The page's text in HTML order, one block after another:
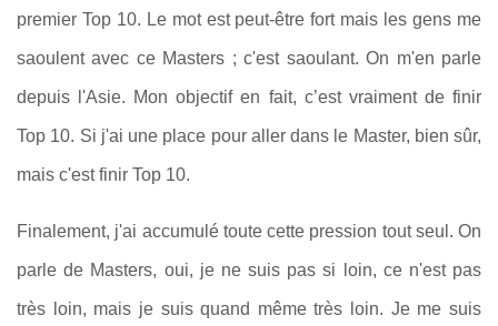
premier Top 10. Le mot est peut-être fort mais les gens me
saoulent avec ce Masters ; c'est saoulant. On m'en parle
depuis l'Asie. Mon objectif en fait, c’est vraiment de finir
Top 10. Si j'ai une place pour aller dans le Master, bien sûr,
mais c'est finir Top 10.
Finalement, j'ai accumulé toute cette pression tout seul. On
parle de Masters, oui, je ne suis pas si loin, ce n'est pas
très loin, mais je suis quand même très loin. Je me suis